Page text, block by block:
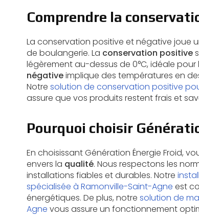
Comprendre la
La conservation positive et négative joue
de boulangerie. La conservation positive
légèrement au-dessus de 0°C, idéale pour
négativeimplique des températures en
Notre solution de conservation positive
assure que vos produits restent frais et
Pourquoi choisir
En choisissant Génération Énergie Froid,
envers la qualité. Nous respectons les
installations fiables et durables. Notre
spécialisée à Ramonville-Saint-Agne est
énergétiques. De plus, notre solution de
Agne vous assure un fonctionnement